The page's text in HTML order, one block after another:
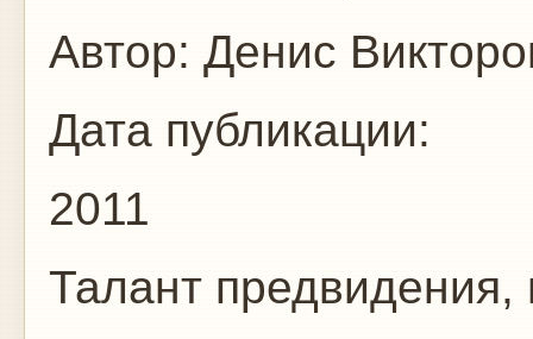
Автор: Денис
Дата публикации:
2011
Талант